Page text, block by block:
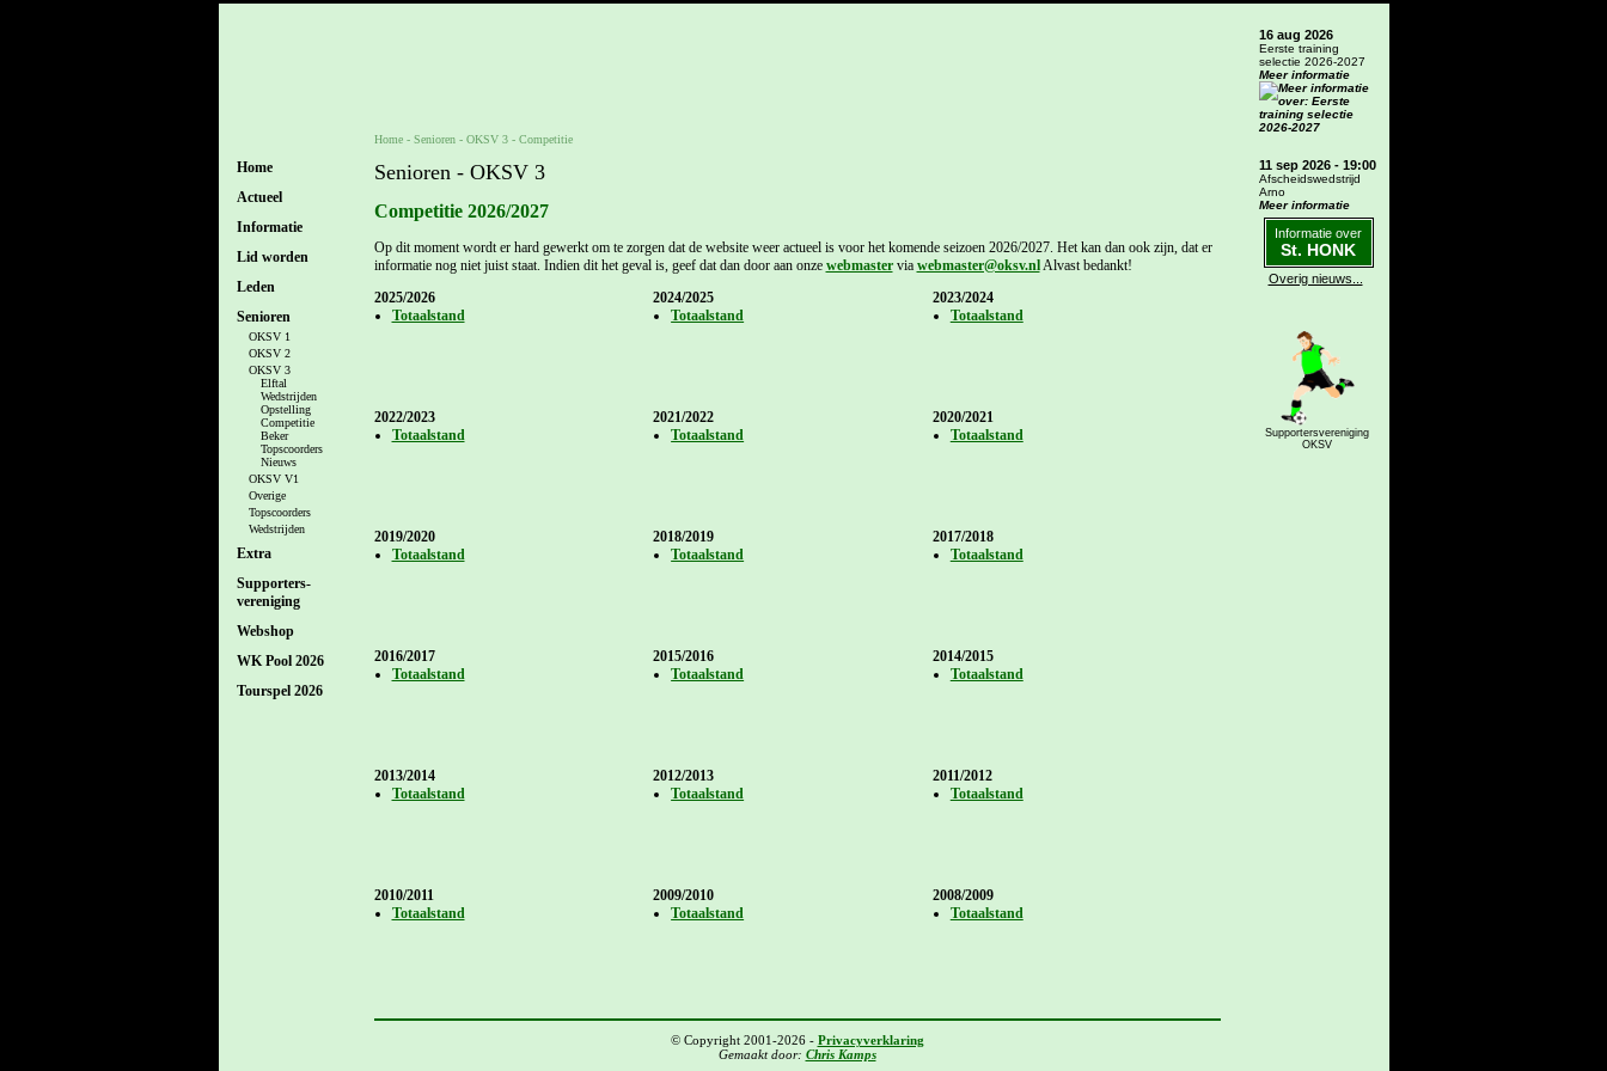
Home
Actueel
Informatie
Lid worden
Leden
Senioren
OKSV 1
OKSV 2
OKSV 3
Elftal
Wedstrijden
Opstelling
Competitie
Beker
Topscoorders
Nieuws
OKSV V1
Overige
Topscoorders
Wedstrijden
Extra
Supporters-
vereniging
Webshop
WK Pool 2026
Tourspel 2026
Home- Senioren - OKSV 3- Competitie
Senioren - OKSV 3
Competitie 2026/2027
Op dit moment wordt er hard gewerkt om te zorgen dat de website weer actueel is voor het komende seizoen 2026/2027. Het kan dan ook zijn, dat er
informatie nog niet juist staat. Indien dit het geval is, geef dat dan door aan onze webmastervia webmaster@oksv.nlAlvast bedankt!
2025/2026
Totaalstand
2024/2025
Totaalstand
2023/2024
Totaalstand
2022/2023
Totaalstand
2021/2022
Totaalstand
2020/2021
Totaalstand
2019/2020
Totaalstand
2018/2019
Totaalstand
2017/2018
Totaalstand
2016/2017
Totaalstand
2015/2016
Totaalstand
2014/2015
Totaalstand
2013/2014
Totaalstand
2012/2013
Totaalstand
2011/2012
Totaalstand
2010/2011
Totaalstand
2009/2010
Totaalstand
2008/2009
Totaalstand
© Copyright 2001-2026 - Privacyverklaring
Gemaakt door: Chris Kamps
16 aug 2026
Eerste training
selectie 2026-2027
Meer informatie
11 sep 2026 - 19:00
Afscheidswedstrijd
Arno
Meer informatie
Informatie over
St. HONK
Overig nieuws...
Supportersvereniging
OKSV